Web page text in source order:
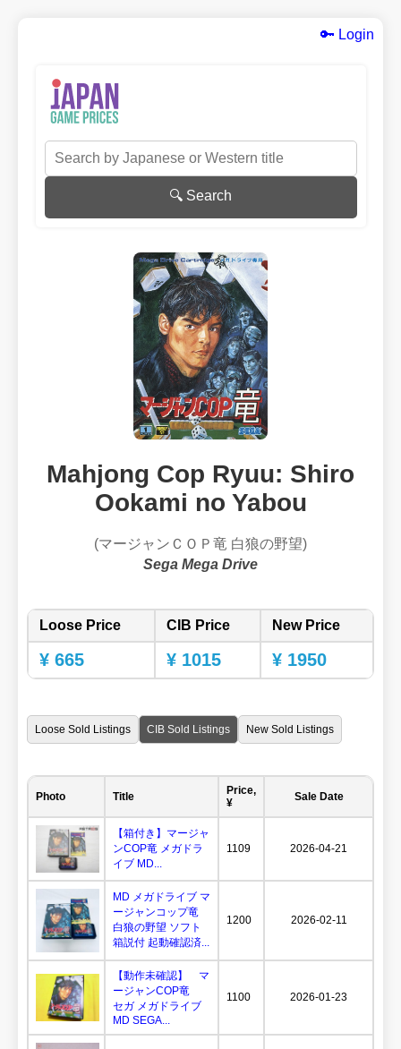
🔑 Login
🔍 Search
Mahjong Cop Ryuu: Shiro
Ookami no Yabou
(マージャンＣＯＰ竜 白狼の野望)
Sega Mega Drive
Loose Price CIB Price New Price
¥ 665 ¥ 1015 ¥ 1950
Loose Sold Listings CIB Sold Listings New Sold Listings
Photo Title
Price,
¥
Sale Date
【箱付き】マージャ
ンCOP竜 メガドラ
イブ MD...
1109 2026-04-21
MD メガドライブ マ
ージャンコップ竜
白狼の野望 ソフト
箱説付 起動確認済...
1200 2026-02-11
【動作未確認】 マ
ージャンCOP竜
セガ メガドライブ
MD SEGA...
1100 2026-01-23